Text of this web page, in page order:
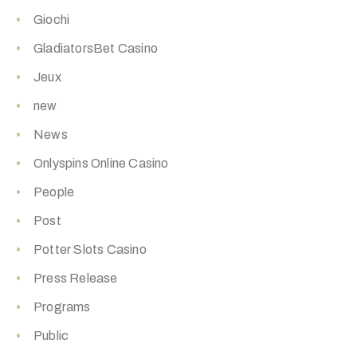
Giochi
GladiatorsBet Casino
Jeux
new
News
Onlyspins Online Casino
People
Post
Potter Slots Casino
Press Release
Programs
Public